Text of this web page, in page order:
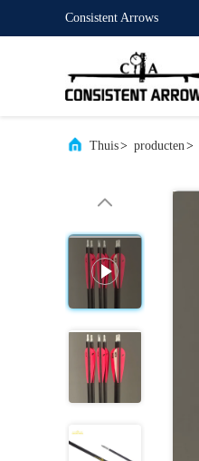
Consistent Arrows
Thuis> producten>